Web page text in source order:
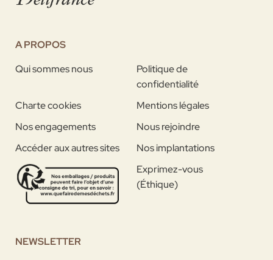
A PROPOS
Qui sommes nous
Politique de
confidentialité
Charte cookies
Mentions légales
Nos engagements
Nous rejoindre
Accéder aux autres sites
Nos implantations
Exprimez-vous
(Éthique)
NEWSLETTER